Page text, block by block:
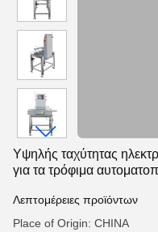
Υψηλής ταχύτητας
για τα τρόφιμα
Λεπτομέρειες προϊόντων
Place of Origin: CHINA